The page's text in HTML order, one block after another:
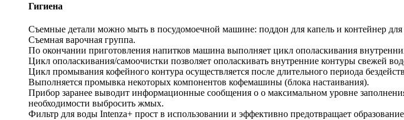
Гигиена
Съемные детали можно мыть в посудомоечной машине: поддон для капель и контейнер
Съемная варочная группа.
По окончании приготовления напитков машина выполняет цикл ополаскивания
Цикл ополаскивания/самоочистки позволяет ополаскивать внутренние контуры свежей
Цикл промывания кофейного контура осуществляется после длительного периода
Выполняется промывка некоторых компонентов кофемашины (блока настаивания).
Прибор заранее выводит информационные сообщения о о максимальном уровне
необходимости выбросить жмых.
Фильтр для воды Intenza+ прост в использовании и эффективно предотвращает